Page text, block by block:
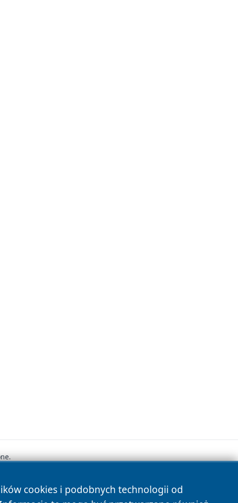
cookies i podobnych technologii od